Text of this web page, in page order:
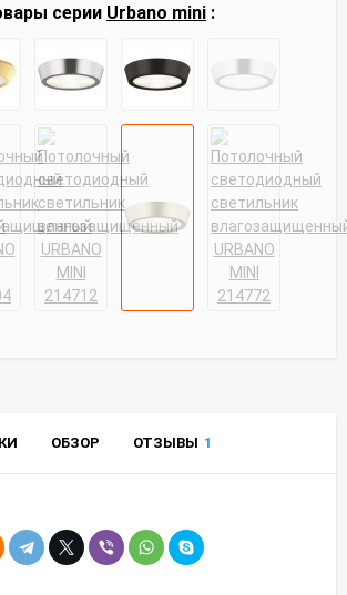
серии Urbano mini :
ОБЗОР ОТЗЫВЫ 1